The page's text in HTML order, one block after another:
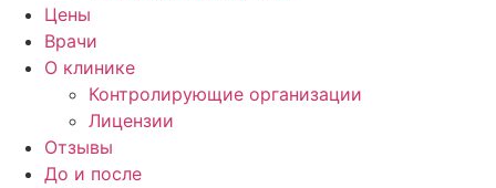
Цены
Врачи
О клинике
Контролирующие организации
Лицензии
Отзывы
До и после